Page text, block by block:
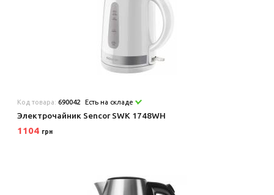
Код товара:690042 Есть на складе
Электрочайник Sencor SWK 1748WH
1104 грн